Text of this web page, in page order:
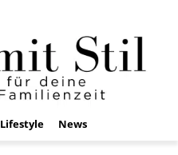
Lifestyle News